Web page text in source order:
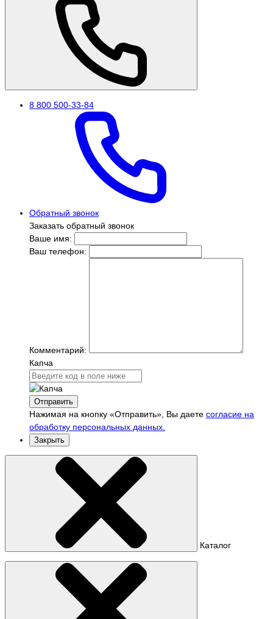
8 800 500-33-84
Обратный звонок
Заказать обратный звонок
Ваше имя:
Ваш телефон:
Комментарий:
Капча
Отправить
Нажимая на кнопку «Отправить», Вы даете согласие на
обработку персональных данных.
Закрыть
Каталог